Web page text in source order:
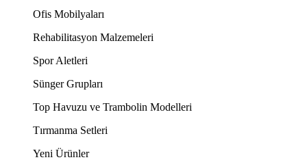
Ofis Mobilyaları
Rehabilitasyon Malzemeleri
Spor Aletleri
Sünger Grupları
Top Havuzu ve Trambolin Modelleri
Tırmanma Setleri
Yeni Ürünler